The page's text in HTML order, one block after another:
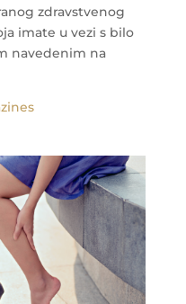
zdravstvenog
imate u vezi s bilo
navedenim na